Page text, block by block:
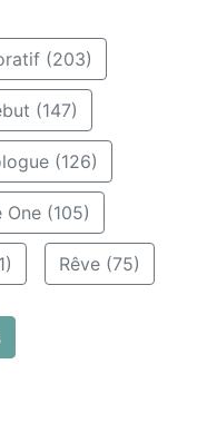
(203)
(147)
(126)
One (105)
Rêve (75)